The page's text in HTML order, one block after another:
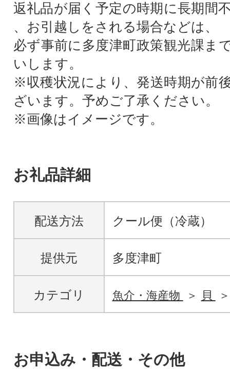
返礼品が届く予定の時期に長期間
、お引越しをされる場合などは、
必ず事前に多度津町政策観光課ま
いします。
※収穫状況により、発送時期が前
ざいます。予めご了承ください。
※画像はイメージです。
お礼品詳細
配送方法 クール便（冷蔵）
提供元 多度津町
カテゴリ 魚介・海産物 貝
お申込み・配送・その他